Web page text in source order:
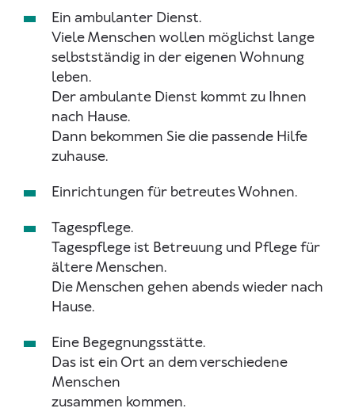
Ein ambulanter Dienst.
Viele Menschen wollen möglichst lange
selbstständig in der eigenen Wohnung
leben.
Der ambulante Dienst kommt zu Ihnen
nach Hause.
Dann bekommen Sie die passende Hilfe
zuhause.
Einrichtungen für betreutes Wohnen.
Tagespflege.
Tagespflege ist Betreuung und Pflege für
ältere Menschen.
Die Menschen gehen abends wieder nach
Hause.
Eine Begegnungsstätte.
Das ist ein Ort an dem verschiedene
Menschen
zusammen kommen.